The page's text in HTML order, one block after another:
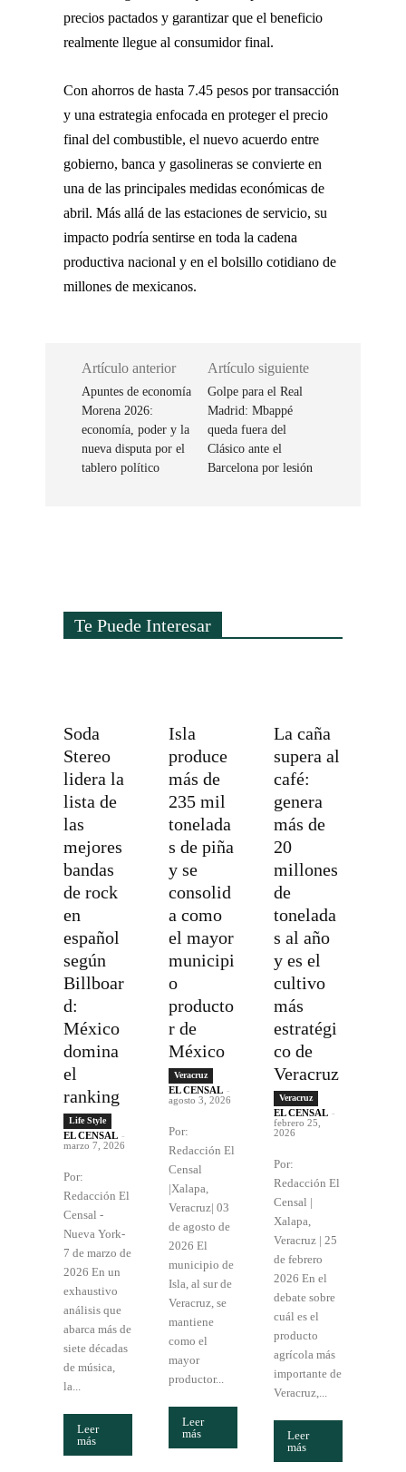
precios pactados y garantizar que el beneficio
realmente llegue al consumidor final.
Con ahorros de hasta 7.45 pesos por transacción
y una estrategia enfocada en proteger el precio
final del combustible, el nuevo acuerdo entre
gobierno, banca y gasolineras se convierte en
una de las principales medidas económicas de
abril. Más allá de las estaciones de servicio, su
impacto podría sentirse en toda la cadena
productiva nacional y en el bolsillo cotidiano de
millones de mexicanos.
Artículo anterior
Apuntes de economía
Morena 2026:
economía, poder y la
nueva disputa por el
tablero político
Artículo siguiente
Golpe para el Real
Madrid: Mbappé
queda fuera del
Clásico ante el
Barcelona por lesión
Te Puede Interesar
Soda
Stereo
lidera la
lista de
las
mejores
bandas
de rock
en
español
según
Billboar
d:
México
domina
el
ranking
Life Style
EL CENSAL -
marzo 7, 2026
Por:
Redacción El
Censal -
Nueva York-
7 de marzo de
2026 En un
exhaustivo
análisis que
abarca más de
siete décadas
de música,
la...
Leer
más
Isla
produce
más de
235 mil
tonelada
s de piña
y se
consolid
a como
el mayor
municipi
o
producto
r de
México
Veracruz
EL CENSAL -
agosto 3, 2026
Por:
Redacción El
Censal
|Xalapa,
Veracruz| 03
de agosto de
2026 El
municipio de
Isla, al sur de
Veracruz, se
mantiene
como el
mayor
productor...
Leer
más
La caña
supera al
café:
genera
más de
20
millones
de
tonelada
s al año
y es el
cultivo
más
estratégi
co de
Veracruz
Veracruz
EL CENSAL -
febrero 25,
2026
Por:
Redacción El
Censal |
Xalapa,
Veracruz | 25
de febrero
2026 En el
debate sobre
cuál es el
producto
agrícola más
importante de
Veracruz,...
Leer
más